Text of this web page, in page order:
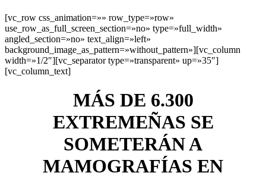
[vc_row css_animation=»» row_type=»row»
use_row_as_full_screen_section=»no» type=»full_width»
angled_section=»no» text_align=»left»
background_image_as_pattern=»without_pattern»][vc_column
width=»1/2″][vc_separator type=»transparent» up=»35″]
[vc_column_text]
MÁS DE 6.300
EXTREMEÑAS SE
SOMETERÁN A
MAMOGRAFÍAS EN